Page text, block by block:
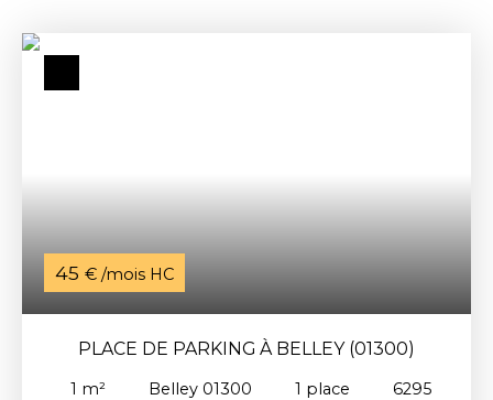
45 € /mois HC
PLACE DE PARKING À BELLEY (01300)
1 m² Belley 01300 1 place
6295